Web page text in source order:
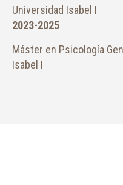
Universidad Isabel I
2023-2025
Máster en Psicología
Isabel I